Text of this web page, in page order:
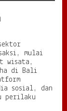
mulai
wisata,
di Bali
sosial, dan
perilaku